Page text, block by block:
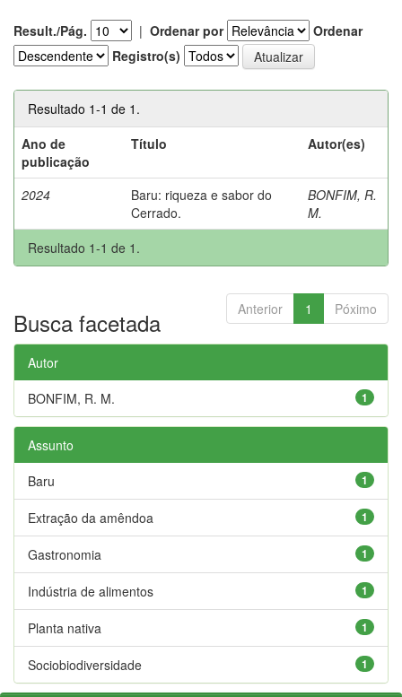
Result./Pág. | Ordenar por
Ordenar
Registro(s)
Resultado 1-1 de 1.
Ano de
publicação
Título Autor(es)
2024
Baru: riqueza e sabor do
Cerrado.
BONFIM, R.
M.
Resultado 1-1 de 1.
Anterior 1 Póximo
Busca facetada
Autor
1
BONFIM, R. M.
Assunto
1
Baru
1
Extração da amêndoa
1
Gastronomia
1
Indústria de alimentos
1
Planta nativa
1
Sociobiodiversidade